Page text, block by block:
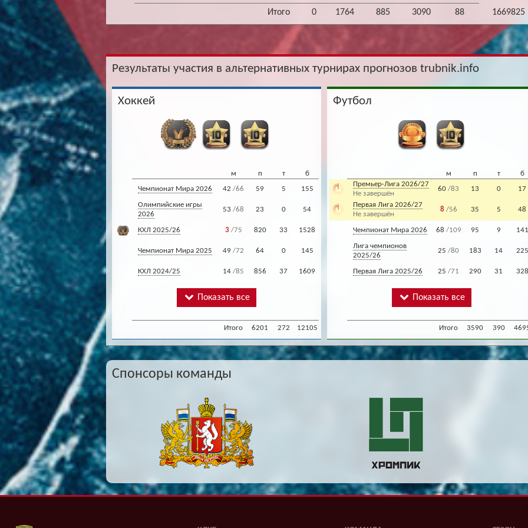
Итого 0 1764 885 3090 88 1669825
Результаты участия в альтернативных турнирах прогнозов trubnik.info
Хоккей
м п т
б
Чемпионат Мира 2026
42 /66 59 5 155
Олимпийские игры
2026
53 /68 23 0 54
КХЛ 2025/26 3/75 820 33 1528
Чемпионат Мира 2025 49 /72 64 0 145
КХЛ 2024/25 14 /85 856 37 1609
Показать все
Итого 6201 272 12105
Футбол
м п т
б
Премьер-Лига 2026/27
Не завершён
60 /83 13 0 17
Первая Лига 2026/27
Не завершён
8/56 35 5 48
Чемпионат Мира 2026 68 /109 95 9 141
Лига чемпионов
2025/26
25 /80 183 14 225
Первая Лига 2025/26 25 /71 290 31 328
Показать все
Итого 3590 390
Спонсоры команды